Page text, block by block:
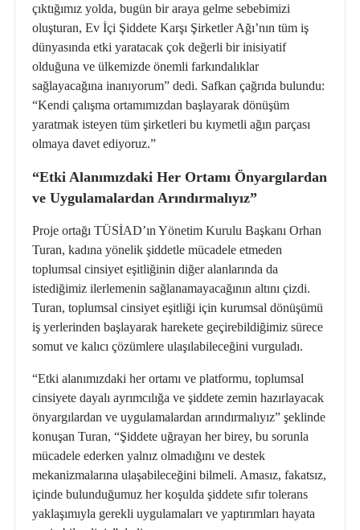
çıktığımız yolda, bugün bir araya gelme sebebimizi
oluşturan, Ev İçi Şiddete Karşı Şirketler Ağı’nın tüm iş
dünyasında etki yaratacak çok değerli bir inisiyatif
olduğuna ve ülkemizde önemli farkındalıklar
sağlayacağına inanıyorum” dedi. Safkan çağrıda bulundu:
“Kendi çalışma ortamımızdan başlayarak dönüşüm
yaratmak isteyen tüm şirketleri bu kıymetli ağın parçası
olmaya davet ediyoruz.”
“Etki Alanımızdaki Her Ortamı Önyargılardan
ve Uygulamalardan Arındırmalıyız”
Proje ortağı TÜSİAD’ın Yönetim Kurulu Başkanı Orhan
Turan, kadına yönelik şiddetle mücadele etmeden
toplumsal cinsiyet eşitliğinin diğer alanlarında da
istediğimiz ilerlemenin sağlanamayacağının altını çizdi.
Turan, toplumsal cinsiyet eşitliği için kurumsal dönüşümü
iş yerlerinden başlayarak harekete geçirebildiğimiz sürece
somut ve kalıcı çözümlere ulaşılabileceğini vurguladı.
“Etki alanımızdaki her ortamı ve platformu, toplumsal
cinsiyete dayalı ayrımcılığa ve şiddete zemin hazırlayacak
önyargılardan ve uygulamalardan arındırmalıyız” şeklinde
konuşan Turan, “Şiddete uğrayan her birey, bu sorunla
mücadele ederken yalnız olmadığını ve destek
mekanizmalarına ulaşabileceğini bilmeli. Amasız, fakatsız,
içinde bulunduğumuz her koşulda şiddete sıfır tolerans
yaklaşımıyla gerekli uygulamaları ve yaptırımları hayata